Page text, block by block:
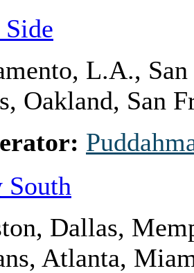
L.A.,
Oakland, San
Dallas,
Atlanta,